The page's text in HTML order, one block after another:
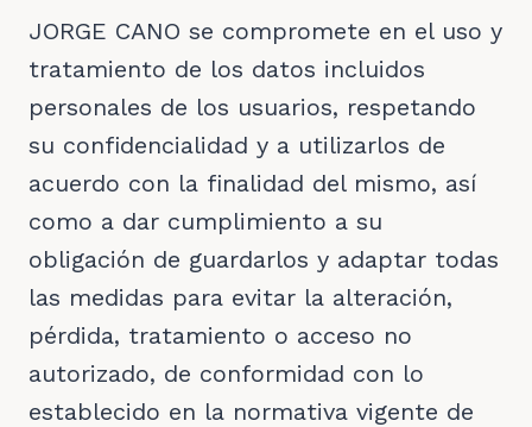
JORGE CANO se compromete en el uso y
tratamiento de los datos incluidos
personales de los usuarios, respetando
su confidencialidad y a utilizarlos de
acuerdo con la finalidad del mismo, así
como a dar cumplimiento a su
obligación de guardarlos y adaptar todas
las medidas para evitar la alteración,
pérdida, tratamiento o acceso no
autorizado, de conformidad con lo
establecido en la normativa vigente de